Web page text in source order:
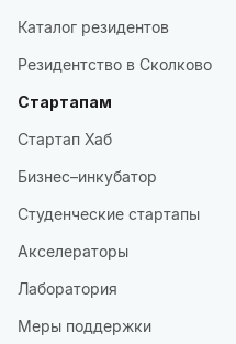
Каталог резидентов
Резидентство в Сколково
Стартапам
Стартап Хаб
Бизнес–инкубатор
Студенческие стартапы
Акселераторы
Лаборатория
Меры поддержки